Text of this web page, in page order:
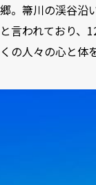
郷。箒川の渓谷沿
と言われており、
くの人々の心と体